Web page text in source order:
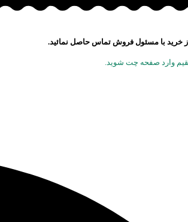
خرید با مسئول فروش تماس حاصل نمائید.
وارد صفحه چت شوید.